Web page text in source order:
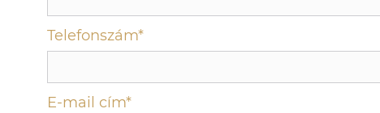
Telefonszám*
E-mail cím*